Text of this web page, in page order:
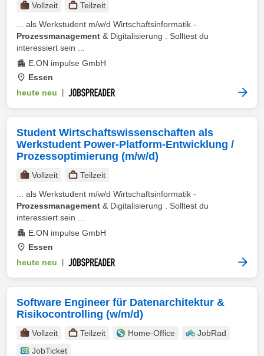
Vollzeit
Teilzeit
... als Werkstudent m/w/d Wirtschaftsinformatik -
Prozessmanagement & Digitalisierung . Solltest du
interessiert sein ...
E.ON impulse GmbH
Essen
heute neu
Student Wirtschaftswissenschaften als
Werkstudent Power-Platform-Entwicklung /
Prozessoptimierung (m/w/d)
Vollzeit
Teilzeit
... als Werkstudent m/w/d Wirtschaftsinformatik -
Prozessmanagement & Digitalisierung . Solltest du
interessiert sein ...
E.ON impulse GmbH
Essen
heute neu
Software Engineer für Datenarchitektur &
Risikocontrolling (w/m/d)
Vollzeit Teilzeit Home-Office
JobRad
JobTicket